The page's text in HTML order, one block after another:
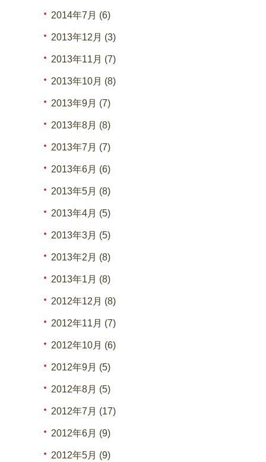
2014年7月 (6)
2013年12月 (3)
2013年11月 (7)
2013年10月 (8)
2013年9月 (7)
2013年8月 (8)
2013年7月 (7)
2013年6月 (6)
2013年5月 (8)
2013年4月 (5)
2013年3月 (5)
2013年2月 (8)
2013年1月 (8)
2012年12月 (8)
2012年11月 (7)
2012年10月 (6)
2012年9月 (5)
2012年8月 (5)
2012年7月 (17)
2012年6月 (9)
2012年5月 (9)